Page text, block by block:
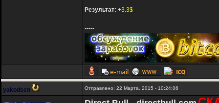
Результат: +3.3$
-----
yakodsen Отправлено: 22 Марта, 2015 - 10:24:06